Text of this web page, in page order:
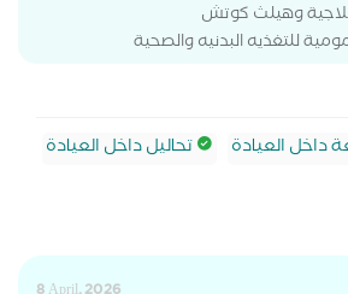
وهيلث كوتش
للتغذيه البدنيه والصحية
داخل العيادة تحاليل داخل العيادة